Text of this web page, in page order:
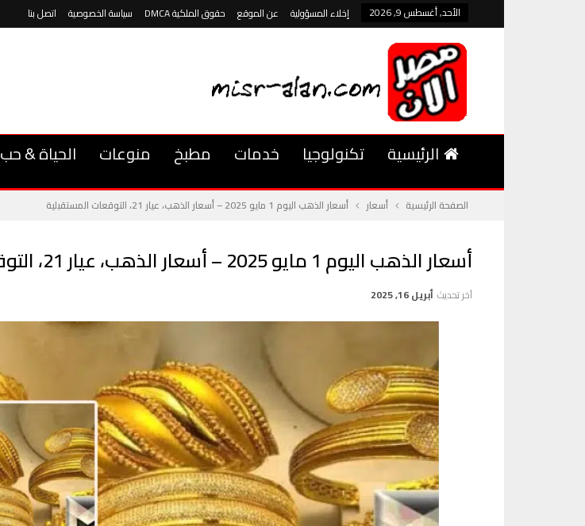
الأحد, أغسطس 9, 2026 إخلاء المسؤولية عن الموقع حقوق الملكية DMCA سياسة الخصوصية اتصل بنا
الرئيسية تكنولوجيا خدمات مطبخ منوعات الحياة & حب
الصفحة الرئيسية أسعار أسعار الذهب اليوم 1 مايو 2025 – أسعار الذهب، عيار 21، التوقعات المستقبلية
أسعار الذهب اليوم 1 مايو 2025 – أسعار الذهب، عيار 21، التوقعات المستقبلية
آخر تحديث أبريل 16, 2025